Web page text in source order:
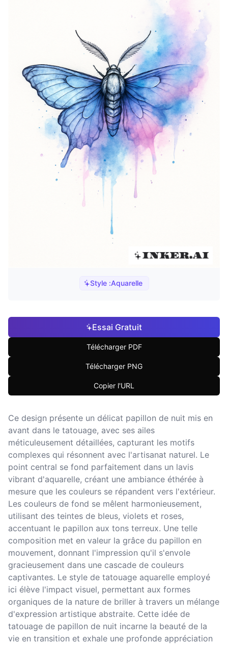
Style :Aquarelle
Essai Gratuit
Télécharger PDF
Télécharger PNG
Copier l'URL
Ce design présente un délicat papillon de nuit mis en
avant dans le tatouage, avec ses ailes
méticuleusement détaillées, capturant les motifs
complexes qui résonnent avec l'artisanat naturel. Le
point central se fond parfaitement dans un lavis
vibrant d'aquarelle, créant une ambiance éthérée à
mesure que les couleurs se répandent vers l'extérieur.
Les couleurs de fond se mêlent harmonieusement,
utilisant des teintes de bleus, violets et roses,
accentuant le papillon aux tons terreux. Une telle
composition met en valeur la grâce du papillon en
mouvement, donnant l'impression qu'il s'envole
gracieusement dans une cascade de couleurs
captivantes. Le style de tatouage aquarelle employé
ici élève l'impact visuel, permettant aux formes
organiques de la nature de briller à travers un mélange
d'expression artistique abstraite. Cette idée de
tatouage de papillon de nuit incarne la beauté de la
vie en transition et exhale une profonde appréciation